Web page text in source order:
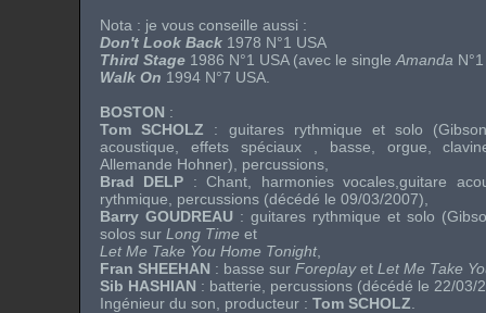
Nota : je vous conseille aussi :
Don't Look Back 1978 N°1 USA
Third Stage 1986 N°1 USA (avec le single Amanda
Walk On 1994 N°7 USA.
BOSTON :
Tom SCHOLZ : guitares rythmique et solo
acoustique, effets spéciaux , basse, orgue,
Allemande Hohner), percussions,
Brad DELP : Chant, harmonies vocales,guitare
rythmique, percussions (décédé le 09/03/2007),
Barry GOUDREAU : guitares rythmique et solo
solos sur Long Time et
Let Me Take You Home Tonight,
Fran SHEEHAN : basse sur Foreplayet Let Me Take
Sib HASHIAN : batterie, percussions (décédé le 22/03/
Ingénieur du son, producteur : Tom SCHOLZ